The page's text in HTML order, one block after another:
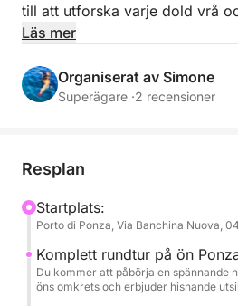
till att utforska varje dold vrå
vilket ger dig en total
unik. Tänk dig att segla längs
kustlinje, där naturen har målat
för dig som vill upptäcka ön i
vikar som endast är tillgängliga
stopp ger dig möjlighet att
skönhet, från dess naturliga
berömda stränderna, i en
avkoppling och nöje. En
Läs mer
Organiserat av Simone
Superägare ·2 recensioner
Resplan
Startplats:
Porto di Ponza, Via Banchina Nuova,
Komplett rundtur på ön
Du kommer att påbörja en spännande
öns omkrets och erbjuder hisnande